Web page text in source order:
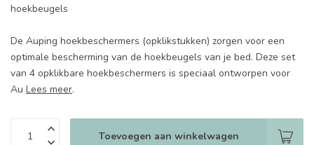
hoekbeugels
De Auping hoekbeschermers (opklikstukken) zorgen voor een
optimale bescherming van de hoekbeugels van je bed. Deze set
van 4 opklikbare hoekbeschermers is speciaal ontworpen voor
Au Lees meer.
Toevoegen aan winkelwagen